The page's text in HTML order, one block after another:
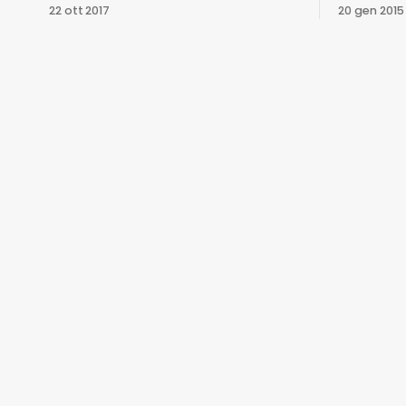
Integriamo le due applicazioni nel
22 ott 2017
quale
20 gen 2015